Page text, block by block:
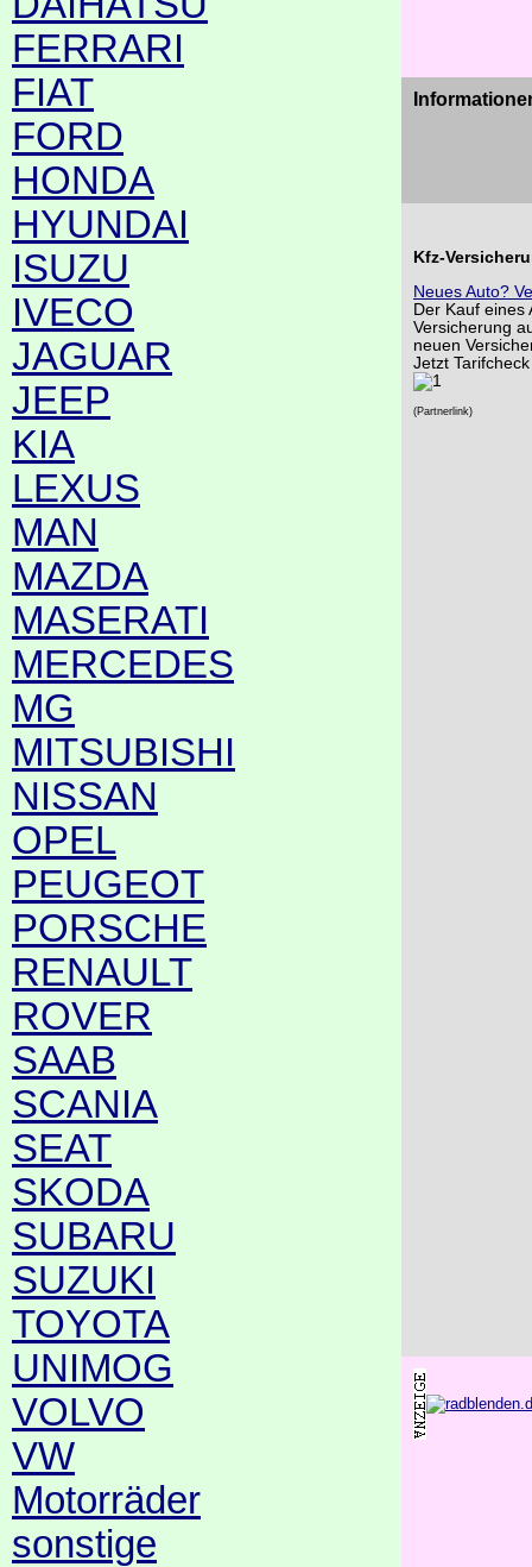
FERRARI
FIAT
FORD
HONDA
HYUNDAI
ISUZU
IVECO
JAGUAR
JEEP
KIA
LEXUS
MAN
MAZDA
MASERATI
MERCEDES
MG
MITSUBISHI
NISSAN
OPEL
PEUGEOT
PORSCHE
RENAULT
ROVER
SAAB
SCANIA
SEAT
SKODA
SUBARU
SUZUKI
TOYOTA
UNIMOG
VOLVO
VW
Motorräder
sonstige
Kfz-
Neues Auto?
Der Kauf eines
Versicherung
neuen
Jetzt
(Partnerlink)